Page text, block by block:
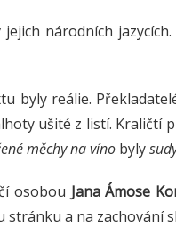
jejich národních
byly reálie.
ušité z listí. Kraličtí
měchy na víno byly
osobou Jana Ámose
a na zachování